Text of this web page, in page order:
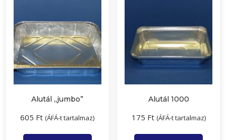
Alutál „jumbo”
605 Ft (ÁFÁ-t tartalmaz)
Alutál 1000
175 Ft (ÁFÁ-t tartalmaz)